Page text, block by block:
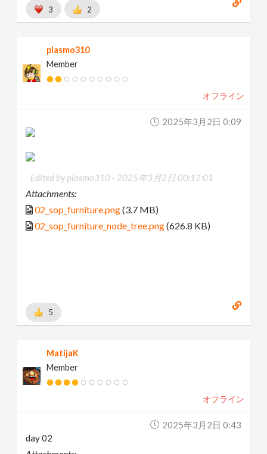
3 2
plasmo310
Member
オフライン
2025年3月2日 0:09
Edited by plasmo310 - 2025年3月2日 00:12:01
Attachments:
02_sop_furniture.png(3.7 MB)
02_sop_furniture_node_tree.png(626.8 KB)
5
MatijaK
Member
オフライン
2025年3月2日 0:43
day 02